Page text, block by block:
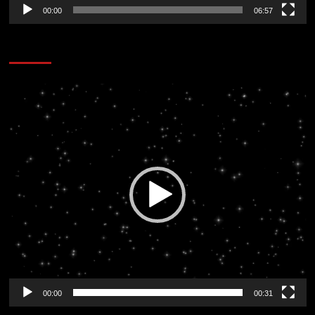
00:00 06:57
Reproductor
vídeo
00:00 00:31